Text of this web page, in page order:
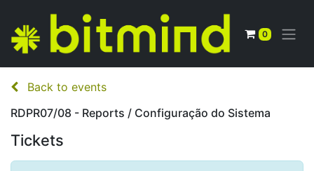
0
Back to events
RDPR07/08 - Reports / Configuração do Sistema
Tickets